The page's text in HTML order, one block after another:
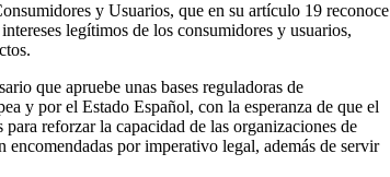
y Usuarios, que en su artículo 19 reconoce
legítimos de los consumidores y usuarios,
que apruebe unas bases reguladoras de
y por el Estado Español, con la esperanza de que el
reforzar la capacidad de las organizaciones de
por imperativo legal, además de servir